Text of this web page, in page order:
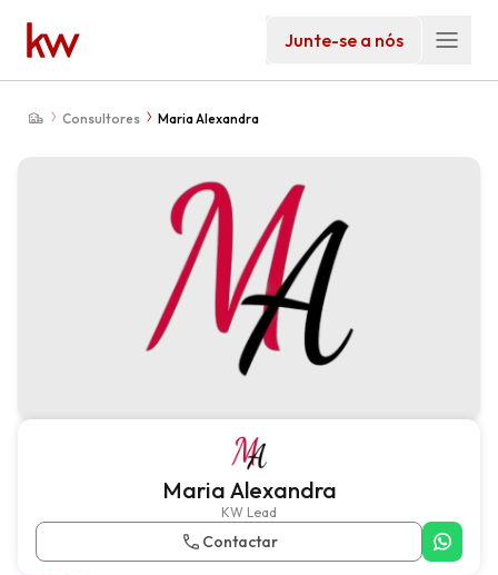
Junte-se a nós
Consultores Maria Alexandra
Maria Alexandra
KW Lead
Contactar